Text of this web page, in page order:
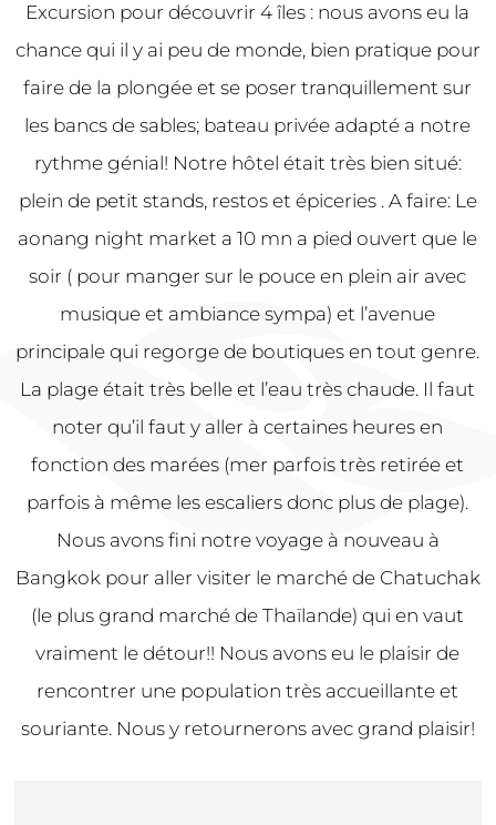
Excursion pour découvrir 4 îles : nous avons eu la
chance qui il y ai peu de monde, bien pratique pour
faire de la plongée et se poser tranquillement sur
les bancs de sables; bateau privée adapté a notre
rythme génial! Notre hôtel était très bien situé:
plein de petit stands, restos et épiceries . A faire: Le
aonang night market a 10 mn a pied ouvert que le
soir ( pour manger sur le pouce en plein air avec
musique et ambiance sympa) et l’avenue
principale qui regorge de boutiques en tout genre.
La plage était très belle et l’eau très chaude. Il faut
noter qu’il faut y aller à certaines heures en
fonction des marées (mer parfois très retirée et
parfois à même les escaliers donc plus de plage).
Nous avons fini notre voyage à nouveau à
Bangkok pour aller visiter le marché de Chatuchak
(le plus grand marché de Thaïlande) qui en vaut
vraiment le détour!! Nous avons eu le plaisir de
rencontrer une population très accueillante et
souriante. Nous y retournerons avec grand plaisir!